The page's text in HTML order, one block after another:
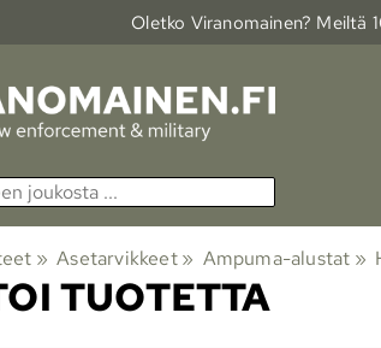
Oletko Viranomainen? Meiltä
‪» Asetarvikkeet ‪» Ampuma-alustat ‪»
TUOTETTA